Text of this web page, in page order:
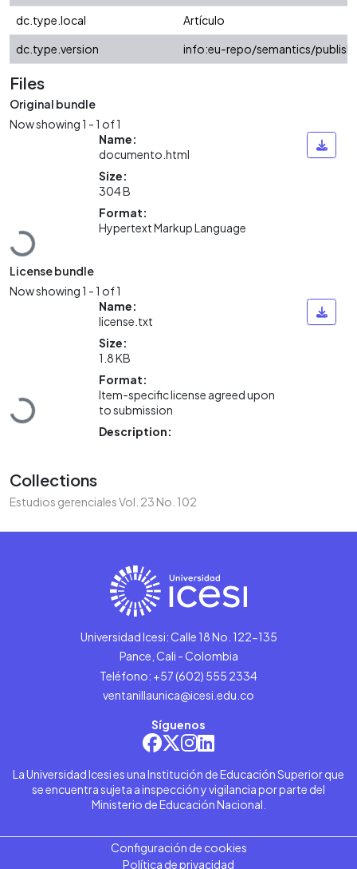
dc.type.local
Artículo
dc.type.version
info:eu-repo/semantics/
Files
Original bundle
Now showing1 - 1 of 1
Loading...
Name:
documento.html
Size:
304 B
Format:
Hypertext Markup Language
License bundle
Now showing1 - 1 of 1
Loading...
Name:
license.txt
Size:
1.8 KB
Format:
Item-specific license agreed upon
to submission
Description:
Collections
Estudios gerenciales Vol. 23 No. 102
Universidad Icesi: Calle 18 No. 122-135
Pance, Cali - Colombia
Teléfono: +57 (602) 555 2334
ventanillaunica@icesi.edu.co
Síguenos
La Universidad Icesi es una Institución de Educación Superior que
se encuentra sujeta a inspección y vigilancia por parte del
Ministerio de Educación Nacional.
Configuración de cookies
Política de privacidad